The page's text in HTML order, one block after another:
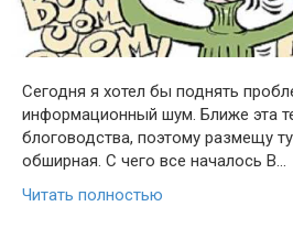
Сегодня я хотел бы поднять
информационный шум. Ближе эта
блоговодства, поэтому размещу
обширная. С чего все началось В…
Читать полностью